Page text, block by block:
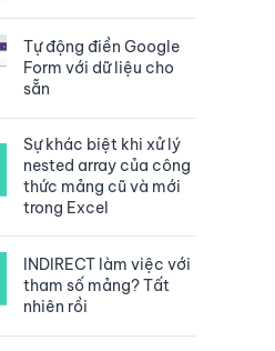
Tự động điền Google
Form với dữ liệu cho
sẵn
Sự khác biệt khi xử lý
nested array của công
thức mảng cũ và mới
trong Excel
INDIRECT làm việc với
tham số mảng? Tất
nhiên rồi